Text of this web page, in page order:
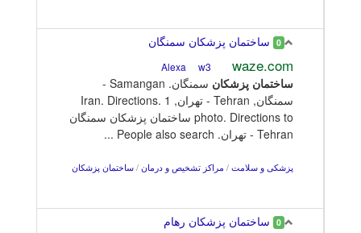
0 ساختمان پزشکان سمنگان
waze.com
w3
ساختمان پزشکان
سمنگان. Samangan -
سمنگان, Tehran - تهران, Iran. Directions. 1
photo. Directions to ساختمان پزشکان سمنگان
Tehran - تهران. People also search ...
پزشکی و سلامت / مراکز تشخیص و درمان / ساختمان پزشکان
0 ساختمان پزشکان رهام